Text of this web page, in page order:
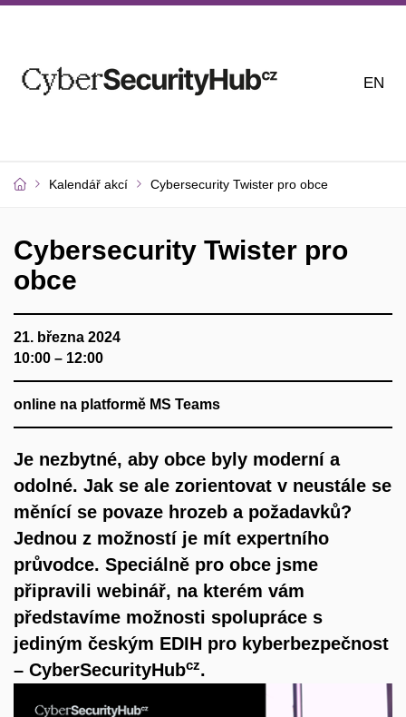
EN
Kalendář akcí Cybersecurity Twister pro obce
Cybersecurity Twister pro
obce
21. března 2024
10:00 – 12:00
online na platformě MS Teams
Je nezbytné, aby obce byly moderní a
odolné. Jak se ale zorientovat v neustále se
měnící se povaze hrozeb a požadavků?
Jednou z možností je mít expertního
průvodce. Speciálně pro obce jsme
připravili webinář, na kterém vám
představíme možnosti spolupráce s
jediným českým EDIH pro kyberbezpečnost
– CyberSecurityHubcz.